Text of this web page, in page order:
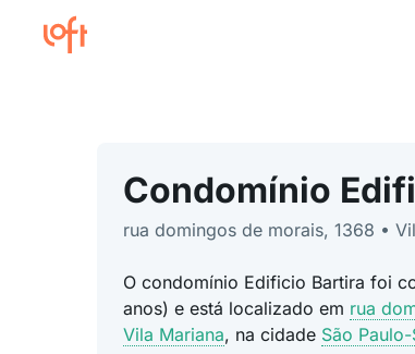
Condomínio
rua domingos de morais, 1368 •
O condomínio Edificio Bartira foi
anos) e está localizado em rua
Vila Mariana, na cidade São Paulo-